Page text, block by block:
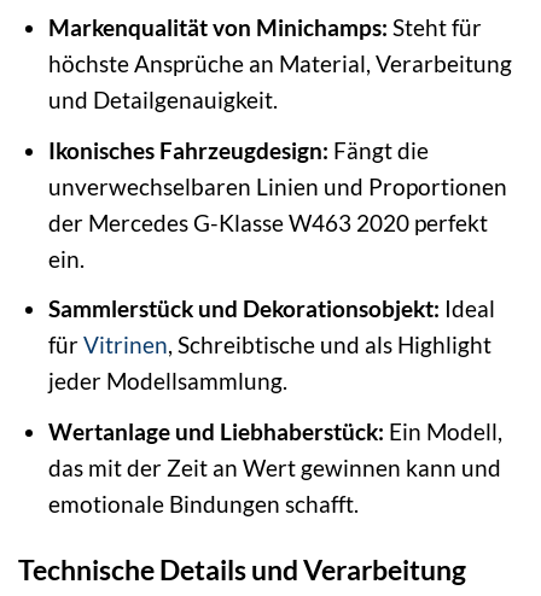
Markenqualität von Minichamps: Steht für
höchste Ansprüche an Material, Verarbeitung
und Detailgenauigkeit.
Ikonisches Fahrzeugdesign: Fängt die
unverwechselbaren Linien und Proportionen
der Mercedes G-Klasse W463 2020 perfekt
ein.
Sammlerstück und Dekorationsobjekt: Ideal
fürVitrinen, Schreibtische und als Highlight
jeder Modellsammlung.
Wertanlage und Liebhaberstück: Ein Modell,
das mit der Zeit an Wert gewinnen kann und
emotionale Bindungen schafft.
Technische Details und Verarbeitung